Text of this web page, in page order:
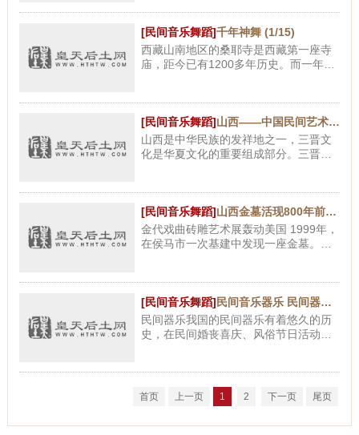
旌善惩恶的社会性题材。演
[民间音乐舞蹈]千年神舞 (1/15)
西藏山南地区的桑耶寺是西藏第一座寺
庙，距今已有1200多年历史。而一年一
桑耶寺僧人会表演神舞。神舞，
[民间音乐舞蹈]山西——中国民间艺术的宝库
山西是中华民族的发祥地之一，三晋文
化是华夏文化的重要组成部分。三晋文
西周初年叔虞封唐，建立晋国
[民间音乐舞蹈]山西金墓活现800年前民风戏曲
金代戏曲砖雕艺术展轰动美国 1999年，
在侯马市一次基建中发现一座金墓。墓
在灰层上绘制，而这种灰层轻轻
[民间音乐舞蹈]民间音乐器乐 民间器乐我国的民间器乐有着悠
民间器乐我国的民间器乐有着悠久的历
史，在民间婚丧喜庆、风俗节日活动
首页 上一页 1 2 下一页 尾页